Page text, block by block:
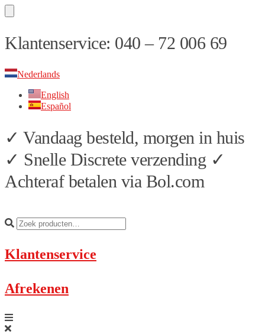
Skip
to
Skip
to
Klantenservice: 040 – 72 006 69
Nederlands
English
Español
✓ Vandaag besteld, morgen in huis
✓ Snelle Discrete verzending ✓
Achteraf betalen via Bol.com
Klantenservice
Afrekenen